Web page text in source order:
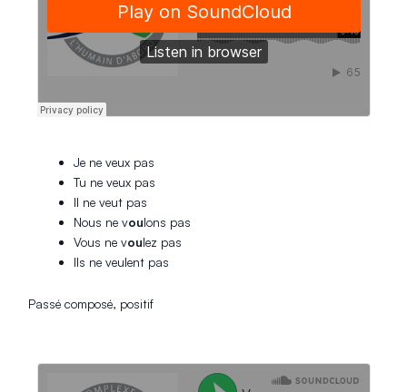
Je ne veux pas
Tu ne veux pas
Il ne veut pas
Nous ne voulons pas
Vous ne voulez pas
Ils ne veulent pas
Passé composé, positif